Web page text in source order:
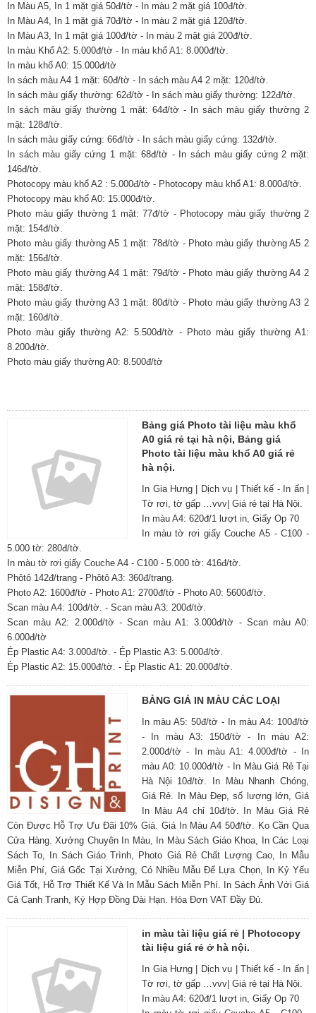
In Màu A5, In 1 mặt giá 50đ/tờ - In màu 2 mặt giá 100đ/tờ.
In Màu A4, In 1 mặt giá 70đ/tờ - In màu 2 mặt giá 120đ/tờ.
In Màu A3, In 1 mặt giá 100đ/tờ - In màu 2 mặt giá 200đ/tờ.
In màu Khổ A2: 5.000đ/tờ - In màu khổ A1: 8.000đ/tờ.
In màu khổ A0: 15.000đ/tờ
In sách màu A4 1 mặt: 60đ/tờ - In sách màu A4 2 mặt: 120đ/tờ.
In sách màu giấy thường: 62đ/tờ - In sách màu giấy thường: 122đ/tờ.
In sách màu giấy thường 1 mặt: 64đ/tờ - In sách màu giấy thường 2
mặt: 128đ/tờ.
In sách màu giấy cứng: 66đ/tờ - In sách màu giấy cứng: 132đ/tờ.
In sách màu giấy cứng 1 mặt: 68đ/tờ - In sách màu giấy cứng 2 mặt:
146đ/tờ.
Photocopy màu khổ A2 : 5.000đ/tờ - Photocopy màu khổ A1: 8.000đ/tờ.
Photocopy màu khổ A0: 15.000đ/tờ.
Photo màu giấy thường 1 mặt: 77đ/tờ - Photocopy màu giấy thường 2
mặt: 154đ/tờ.
Photo màu giấy thường A5 1 mặt: 78đ/tờ - Photo màu giấy thường A5 2
mặt: 156đ/tờ.
Photo màu giấy thường A4 1 mặt: 79đ/tờ - Photo màu giấy thường A4 2
mặt: 158đ/tờ.
Photo màu giấy thường A3 1 mặt: 80đ/tờ - Photo màu giấy thường A3 2
mặt: 160đ/tờ.
Photo màu giấy thường A2: 5.500đ/tờ - Photo màu giấy thường A1:
8.200đ/tờ.
Photo màu giấy thường A0: 8.500đ/tờ
Bảng giá Photo tài liệu màu khổ
A0 giá rẻ tại hà nội, Bảng giá
Photo tài liệu màu khổ A0 giá rẻ
hà nội.
In Gia Hưng | Dịch vụ | Thiết kế - In ấn |
Tờ rơi, tờ gấp …vvv| Giá rẻ tại Hà Nội.
In màu A4: 620đ/1 lượt in, Giấy Op 70
In màu tờ rơi giấy Couche A5 - C100 -
5.000 tờ: 280đ/tờ.
In màu tờ rơi giấy Couche A4 - C100 - 5.000 tờ: 416đ/tờ.
Phôtô 142đ/trang - Phôtô A3: 360đ/trang.
Photo A2: 1600đ/tờ - Photo A1: 2700đ/tờ - Photo A0: 5600đ/tờ.
Scan màu A4: 100đ/tờ. - Scan màu A3: 200đ/tờ.
Scan màu A2: 2.000đ/tờ - Scan màu A1: 3.000đ/tờ - Scan màu A0:
6.000đ/tờ
Ép Plastic A4: 3.000đ/tờ. - Ép Plastic A3: 5.000đ/tờ.
Ép Plastic A2: 15.000đ/tờ. - Ép Plastic A1: 20.000đ/tờ.
BẢNG GIÁ IN MÀU CÁC LOẠI
In màu A5: 50đ/tờ - In màu A4: 100đ/tờ
- In màu A3: 150đ/tờ - In màu A2:
2.000đ/tờ - In màu A1: 4.000đ/tờ - In
màu A0: 10.000đ/tờ - In Màu Giá Rẻ Tại
Hà Nội 10đ/tờ. In Màu Nhanh Chóng,
Giá Rẻ. In Màu Đẹp, số lượng lớn, Giá
In Màu A4 chỉ 10đ/tờ. In Màu Giá Rẻ
Còn Được Hỗ Trợ Ưu Đãi 10% Giá. Giá In Màu A4 50đ/tờ. Ko Cần Qua
Cửa Hàng. Xưởng Chuyên In Màu, In Màu Sách Giáo Khoa, In Các Loại
Sách To, In Sách Giáo Trình, Photo Giá Rẻ Chất Lượng Cao, In Mẫu
Miễn Phí, Giá Gốc Tại Xưởng, Có Nhiều Mẫu Để Lựa Chọn, In Kỷ Yếu
Giá Tốt, Hỗ Trợ Thiết Kế Và In Mẫu Sách Miễn Phí. In Sách Ảnh Với Giá
Cả Cạnh Tranh, Ký Hợp Đồng Dài Hạn. Hóa Đơn VAT Đầy Đủ.
in màu tài liệu giá rẻ | Photocopy
tài liệu giá rẻ ở hà nội.
In Gia Hưng | Dịch vụ | Thiết kế - In ấn |
Tờ rơi, tờ gấp …vvv| Giá rẻ tại Hà Nội.
In màu A4: 620đ/1 lượt in, Giấy Op 70